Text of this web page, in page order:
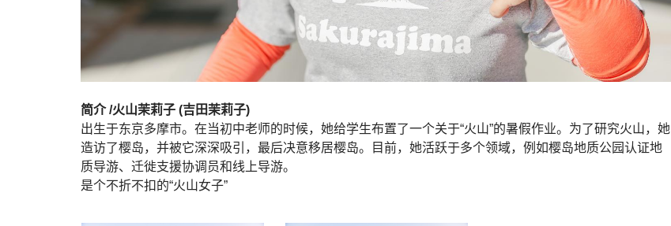
简介 /火山茉莉子 (吉田茉莉子)
出生于东京多摩市。在当初中老师的时候，她给学生布置了一个关于“火山”的暑假作业。为了研究火山，她
造访了樱岛，并被它深深吸引，最后决意移居樱岛。目前，她活跃于多个领域，例如樱岛地质公园认证地
质导游、迁徙支援协调员和线上导游。
是个不折不扣的“火山女子”